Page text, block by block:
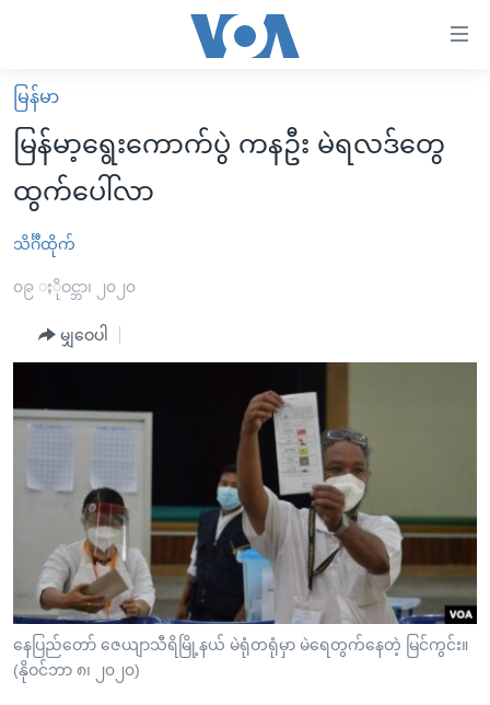
လွယ်ကူ
စေ
Link
များ
ပင်မ
ကြည့်
စာမျက်နှာ
ကျော်
ကြည့်
ရန်
မူလစာမျက်နှာ
မြန်မာ
ကမ္ဘာ့သတင်းများ
နိုင်ငံတကာ
အစ္စရေး-ပါလက်စတိုင်း
ဗွီဒီယို
အင်္ဂလိပ်စာလေ့လာမယ်
မကြေးမုံရဲ့ အင်္ဂလိပ်စာ
သုတပဒေသာ အင်္ဂလိပ်စာ
ရေဒီယို
ရေဒီယိုနှင့်ရုပ်သံ အချက်အလက်များ
Learning English
ဗွီအိုအေ လူမှုကွန်ယက်များ
မြန်မာ
မြန်မာ့ရွေးကောက်ပွဲ ကနဦး မဲရလဒ်တွေ
ထွက်ပေါ်လာ
သိင်္ဂီထိုက်
၀၉ ႏိုဝင္ဘာ၊ ၂၀၂၀
မျှဝေပါ
နေပြည်တော် ဇေယျာသီရိမြို့နယ် မဲရုံတရုံမှာ မဲရေတွက်နေတဲ့ မြင်ကွင်း။
(နိုဝင်ဘာ ၈၊ ၂၀၂၀)